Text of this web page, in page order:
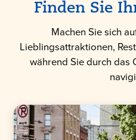
Finden Sie
Machen Sie sich
Lieblingsattraktionen,
während Sie durch das